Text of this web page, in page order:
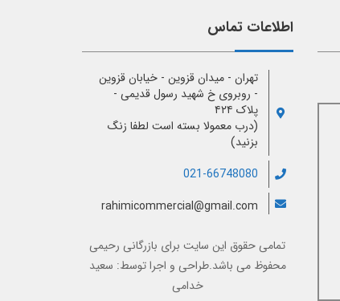
اطلاعات تماس
تهران - میدان قزوین - خیابان قزوین
- روبروی خ شهید رسول قدیمی -
پلاک ۴۲۴
(درب معمولا بسته است لطفا زنگ
بزنید)
021-66748080
rahimicommercial@gmail.com
تمامی حقوق این سایت برای بازرگانی رحیمی
محفوظ می باشد.طراحی و اجرا توسط: سعید
خدامی